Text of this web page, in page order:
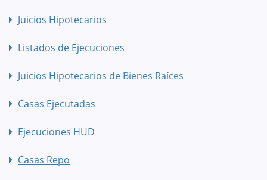
Juicios Hipotecarios
Listados de Ejecuciones
Juicios Hipotecarios de Bienes Raíces
Casas Ejecutadas
Ejecuciones HUD
Casas Repo